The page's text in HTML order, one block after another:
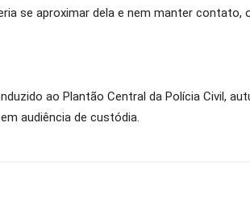
se aproximar dela e nem manter contato,
ao Plantão Central da Polícia Civil,
audiência de custódia.